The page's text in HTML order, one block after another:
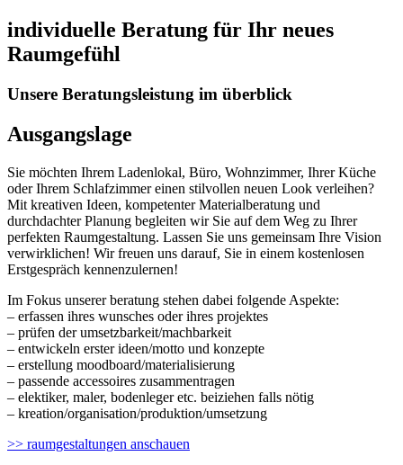
individuelle Beratung für Ihr neues
Raumgefühl
Unsere Beratungsleistung im überblick
Ausgangslage
Sie möchten Ihrem Ladenlokal, Büro, Wohnzimmer, Ihrer Küche
oder Ihrem Schlafzimmer einen stilvollen neuen Look verleihen?
Mit kreativen Ideen, kompetenter Materialberatung und
durchdachter Planung begleiten wir Sie auf dem Weg zu Ihrer
perfekten Raumgestaltung. Lassen Sie uns gemeinsam Ihre Vision
verwirklichen! Wir freuen uns darauf, Sie in einem kostenlosen
Erstgespräch kennenzulernen!
Im Fokus unserer beratung stehen dabei folgende Aspekte:
– erfassen ihres wunsches oder ihres projektes
– prüfen der umsetzbarkeit/machbarkeit
– entwickeln erster ideen/motto und konzepte
– erstellung moodboard/materialisierung
– passende accessoires zusammentragen
– elektiker, maler, bodenleger etc. beiziehen falls nötig
– kreation/organisation/produktion/umsetzung
>> raumgestaltungen anschauen